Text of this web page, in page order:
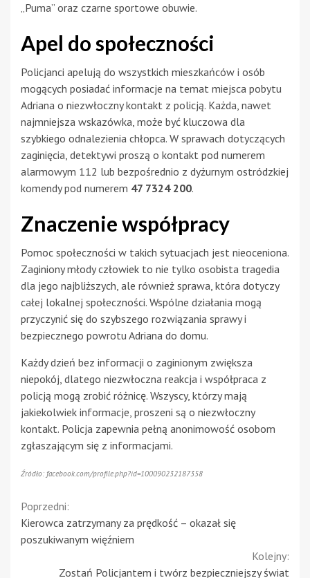
„Puma” oraz czarne sportowe obuwie.
Apel do społeczności
Policjanci apelują do wszystkich mieszkańców i osób
mogących posiadać informacje na temat miejsca pobytu
Adriana o niezwłoczny kontakt z policją. Każda, nawet
najmniejsza wskazówka, może być kluczowa dla
szybkiego odnalezienia chłopca. W sprawach dotyczących
zaginięcia, detektywi proszą o kontakt pod numerem
alarmowym 112 lub bezpośrednio z dyżurnym ostródzkiej
komendy pod numerem 47 7324 200.
Znaczenie współpracy
Pomoc społeczności w takich sytuacjach jest nieoceniona.
Zaginiony młody człowiek to nie tylko osobista tragedia
dla jego najbliższych, ale również sprawa, która dotyczy
całej lokalnej społeczności. Wspólne działania mogą
przyczynić się do szybszego rozwiązania sprawy i
bezpiecznego powrotu Adriana do domu.
Każdy dzień bez informacji o zaginionym zwiększa
niepokój, dlatego niezwłoczna reakcja i współpraca z
policją mogą zrobić różnicę. Wszyscy, którzy mają
jakiekolwiek informacje, proszeni są o niezwłoczny
kontakt. Policja zapewnia pełną anonimowość osobom
zgłaszającym się z informacjami.
Źródło: facebook.com/profile.php?id=100090232187358
Continue
Reading
Poprzedni:
Kierowca zatrzymany za prędkość – okazał się
poszukiwanym więźniem
Kolejny:
Zostań Policjantem i twórz bezpieczniejszy świat